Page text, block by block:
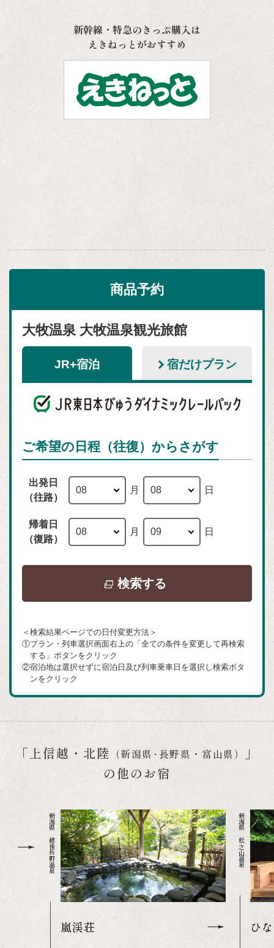
新幹線・特急のきっぷ購入は
えきねっとがおすすめ
商品予約
大牧温泉 大牧温泉観光旅館
JR+宿泊 宿だけプラン
ご希望の日程（往復）からさがす
出発日
（往路）
月 日
帰着日
（復路）
月 日
検索する
ウ
ン
ウ
で
ま
す
＜検索結果ページでの日付変更方法＞
①プラン・列車選択画面右上の「全ての条件を変更して再検索
する」ボタンをクリック
②宿泊地は選択せずに宿泊日及び列車乗車日を選択し検索ボタ
ンをクリック
「上信越・北陸 （新潟県･長野県・富山県）
」
の他のお宿
新潟県 越後長野温泉
嵐渓荘
新潟県 松之山温泉
ひ